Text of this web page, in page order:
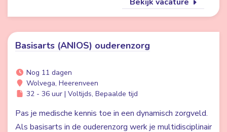
Basisarts (ANIOS) ouderenzorg
Nog 11 dagen
Wolvega, Heerenveen
32 - 36 uur | Voltijds, Bepaalde tijd
Pas je medische kennis toe in een dynamisch zorgveld.
Als basisarts in de ouderenzorg werk je multidisciplinair